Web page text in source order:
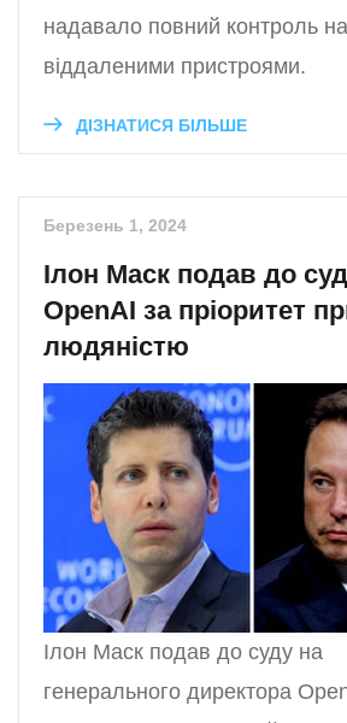
надавало повний контроль
віддаленими пристроями.
ДІЗНАТИСЯ БІЛЬШЕ
Березень 1, 2024
Ілон Маск подав до
OpenAI за пріоритет
людяністю
Ілон Маск подав до суду на
генерального директора